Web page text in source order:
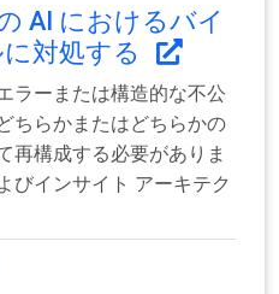
AI におけるバイ
対処する
ラーまたは構造的な不公
ちらかまたはどちらかの
再構成する必要がありま
びインサイト アーキテク